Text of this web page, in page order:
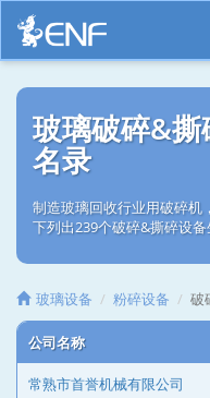
玻璃破碎&
名录
制造玻璃回收行业用破碎机
下列出239个破碎&撕碎设备
玻璃设备 粉碎设备 破
公司名称
常熟市首誉机械有限公司